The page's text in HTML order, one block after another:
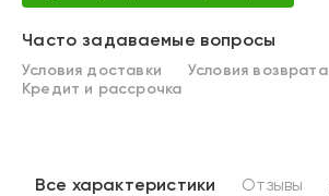
Часто задаваемые вопросы
Условия доставки
Условия возврата
Кредит и рассрочка
Все характеристики Отзывы